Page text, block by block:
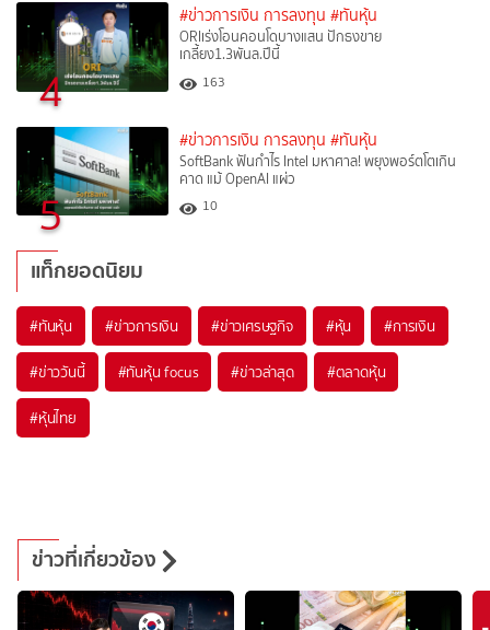
4
#ข่าวการเงิน การลงทุน #ทันหุ้น
ORIเร่งโอนคอนโดบางแสน ปักธงขาย
เกลี้ยง1.3พันล.ปีนี้
163
5
#ข่าวการเงิน การลงทุน #ทันหุ้น
SoftBank ฟันกำไร Intel มหาศาล! พยุงพอร์ตโตเกิน
คาด แม้ OpenAI แผ่ว
10
แท็กยอดนิยม
#ทันหุ้น #ข่าวการเงิน #ข่าวเศรษฐกิจ #หุ้น #การเงิน
#ข่าววันนี้ #ทันหุ้น focus #ข่าวล่าสุด #ตลาดหุ้น
#หุ้นไทย
ข่าวที่เกี่ยวข้อง